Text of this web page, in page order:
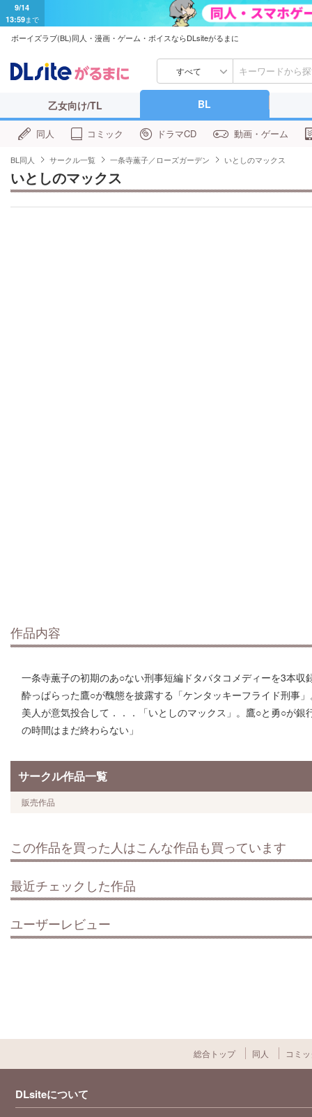
9/14
13:59まで
ボーイズラブ(BL)同人・漫画・ゲーム・ボイスならDLsiteがるまに
すべて
乙女向け/TL BL
同人 コミック ドラマCD 動画・ゲーム
BL同人 サークル一覧 一条寺薫子／ローズガーデン いとしのマックス
いとしのマックス
作品内容
一条寺薫子の初期のあ○ない刑事短編ドタバタコメディーを3本収
酔っぱらった鷹○が醜態を披露する「ケンタッキーフライド刑事
美人が意気投合して．．．「いとしのマックス」。鷹○と勇○が
の時間はまだ終わらない」
サークル作品一覧
販売作品
この作品を買った人はこんな作品も買っています
最近チェックした作品
ユーザーレビュー
総合トップ 同人 コミ
DLsiteについて